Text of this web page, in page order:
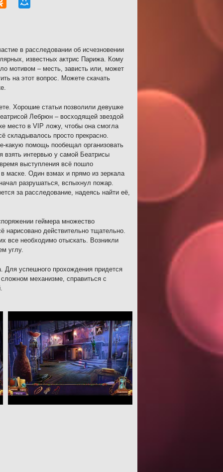
в расследовании об исчезновении
известных актрис Парижа. Кому
мотивом – месть, зависть или, может
на этот вопрос. Можете скачать
Хорошие статьи позволили девушке
Лебрюн – восходящей звездой
место в VIP ложу, чтобы она смогла
складывалось просто прекрасно.
какую помощь пообещал организовать
взять интервью у самой Беатрисы
выступления всё пошло
маске. Один взмах и прямо из зеркала
разрушаться, вспыхнул пожар.
за расследование, надеясь найти её,
геймера множество
нарисовано действительно тщательно.
все необходимо отыскать. Возникли
углу.
Для успешного прохождения придется
механизме, справиться с